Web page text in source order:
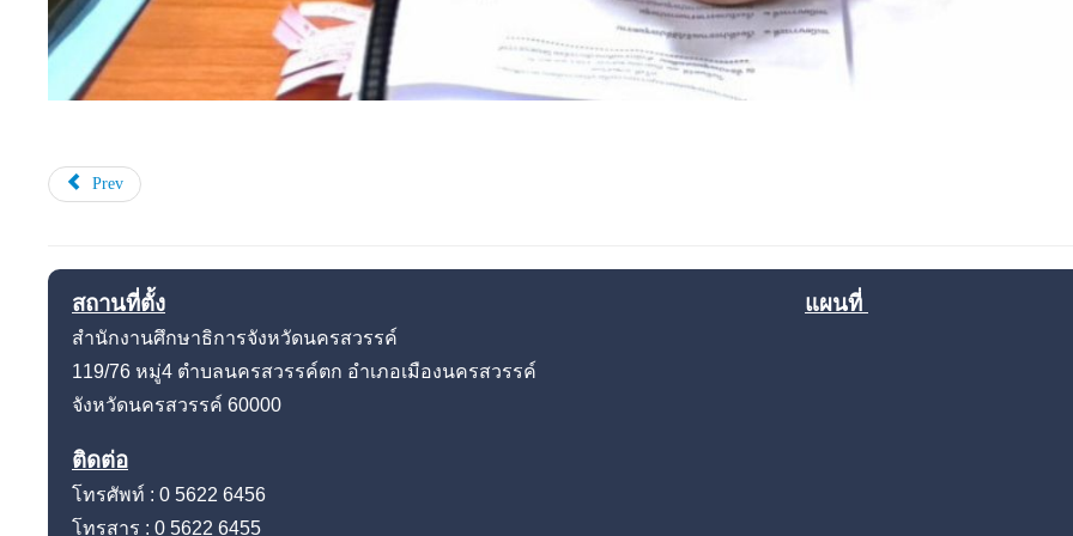
Prev
สถานที่ตั้ง
สำนักงานศึกษาธิการจังหวัดนครสวรรค์
119/76 หมู่4 ตำบลนครสวรรค์ตก อำเภอเมืองนครสวรรค์
จังหวัดนครสวรรค์ 60000
ติดต่อ
โทรศัพท์ : 0 5622 6456
โทรสาร : 0 5622 6455
แผนที่